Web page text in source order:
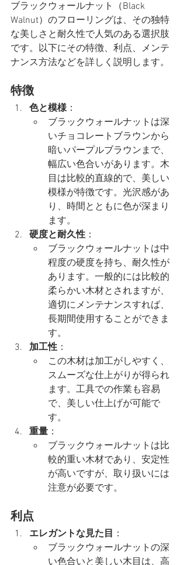
ブラックウォールナット（Black
Walnut）のフローリングは、その独特
な美しさと耐久性で人気のある選択肢
です。以下にその特徴、利点、メンテ
ナンス方法などを詳しく説明します。
特徴
色と模様：
ブラックウォールナットは深
いチョコレートブラウンから
暗いパープルブラウンまで、
幅広い色合いがあります。木
目は比較的直線的で、美しい
模様が特徴です。光沢感があ
り、時間とともに色が深まり
ます。
硬度と耐久性 ：
ブラックウォールナットは中
程度の硬度を持ち、耐久性が
あります。一般的には比較的
柔らかい木材とされますが、
適切にメンテナンスすれば、
長期間使用することができま
す。
加工性 ：
この木材は加工がしやすく、
スムーズな仕上がりが得られ
ます。工具での作業も容易
で、美しい仕上げが可能で
す。
重量 ：
ブラックウォールナットは比
較的重い木材であり、安定性
が高いですが、取り扱いには
注意が必要です。
利点
エレガントな見た目 ：
ブラックウォールナットの深
い色合いと美しい木目は、高